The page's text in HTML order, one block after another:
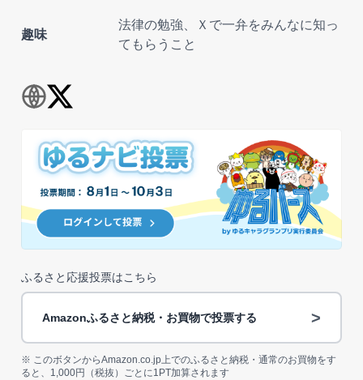
趣味
法律の勉強、Ｘで一弁をみんなに知っ
てもらうこと
ふるさと応援投票はこちら
Amazonふるさと納税・お買物で投票する >
※ このボタンからAmazon.co.jp上でのふるさと納税・通常のお買物をす
ると、1,000円（税抜）ごとに1PT加算されます